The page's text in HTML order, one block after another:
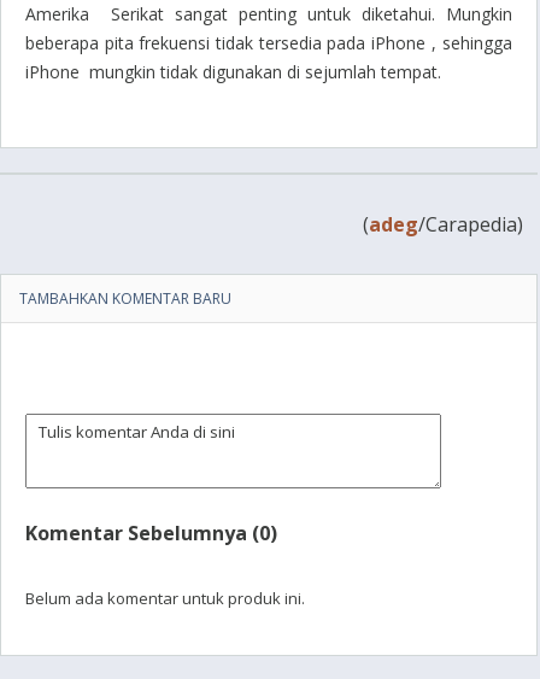
Amerika Serikat sangat penting untuk diketahui. Mungkin
beberapa pita frekuensi tidak tersedia pada iPhone , sehingga
iPhone mungkin tidak digunakan di sejumlah tempat.
(adeg/Carapedia)
TAMBAHKAN KOMENTAR BARU
Komentar Sebelumnya (0)
Belum ada komentar untuk produk ini.